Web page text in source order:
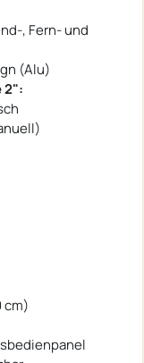
, Fern- und
(Alu)
2":
cm)